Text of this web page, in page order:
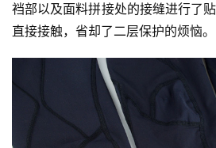
赛
裆部以及面料拼接处的接缝进行了
直接接触，省却了二层保护的烦恼。